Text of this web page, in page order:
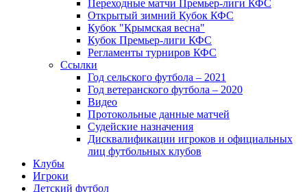
Переходные матчи Премьер-лиги КФС
Открытый зимний Кубок КФС
Кубок "Крымская весна"
Кубок Премьер-лиги КФС
Регламенты турниров КФС
Ссылки
Год сельского футбола – 2021
Год ветеранского футбола – 2020
Видео
Протокольные данные матчей
Судейские назначения
Дисквалификации игроков и официальных
лиц футбольных клубов
Клубы
Игроки
Детский футбол